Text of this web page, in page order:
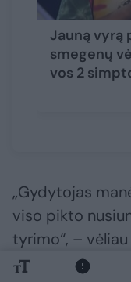
Jauną vyrą
smegenų
vos 2
„Gydytojas
viso pikto
tyrimo“, –